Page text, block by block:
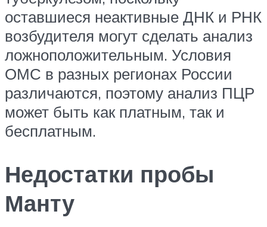
оставшиеся неактивные ДНК и РНК
возбудителя могут сделать анализ
ложноположительным. Условия
ОМС в разных регионах России
различаются, поэтому анализ ПЦР
может быть как платным, так и
бесплатным.
Недостатки пробы
Манту